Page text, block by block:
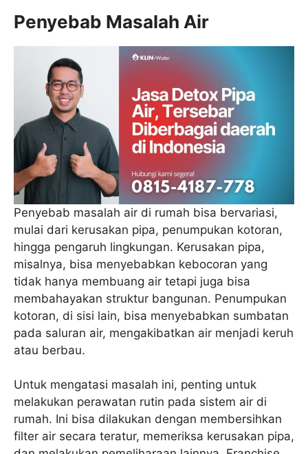
Penyebab Masalah Air
Penyebab masalah air di rumah bisa bervariasi,
mulai dari kerusakan pipa, penumpukan kotoran,
hingga pengaruh lingkungan. Kerusakan pipa,
misalnya, bisa menyebabkan kebocoran yang
tidak hanya membuang air tetapi juga bisa
membahayakan struktur bangunan. Penumpukan
kotoran, di sisi lain, bisa menyebabkan sumbatan
pada saluran air, mengakibatkan air menjadi keruh
atau berbau.
Untuk mengatasi masalah ini, penting untuk
melakukan perawatan rutin pada sistem air di
rumah. Ini bisa dilakukan dengan membersihkan
filter air secara teratur, memeriksa kerusakan pipa,